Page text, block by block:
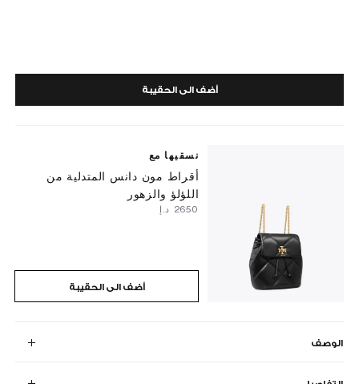
أضف الى الحقيبة
نسقيها مع
أقراط مون دانس المتدلية من
اللؤلؤ والزهور
أضف الى الحقيبة
الوصف